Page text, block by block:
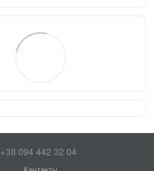
+38 094 442 32 04